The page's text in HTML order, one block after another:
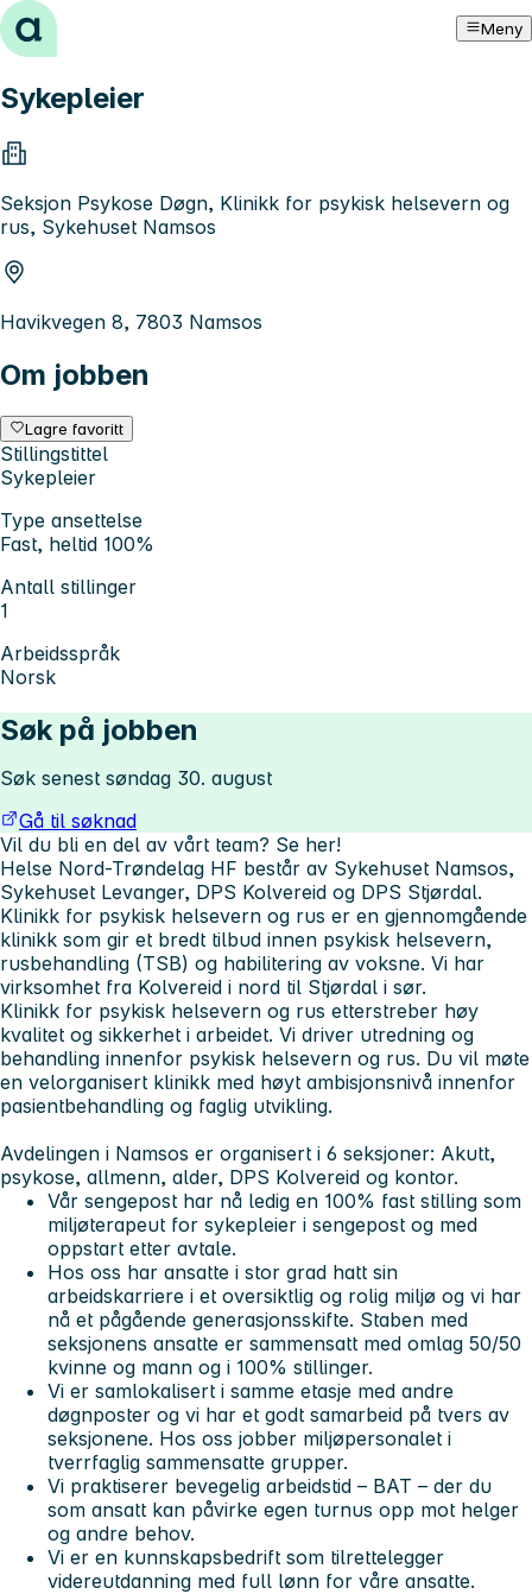
Hopp til innhold Meny
Sykepleier
Seksjon Psykose Døgn, Klinikk for psykisk helsevern og
rus, Sykehuset Namsos
Havikvegen 8, 7803 Namsos
Om jobben
Lagre favoritt
Stillingstittel
Sykepleier
Type ansettelse
Fast, heltid 100%
Antall stillinger
1
Arbeidsspråk
Norsk
Søk på jobben
Søk senest søndag 30. august
Gå til søknad
Vil du bli en del av vårt team? Se her!
Helse Nord-Trøndelag HF består av Sykehuset Namsos,
Sykehuset Levanger, DPS Kolvereid og DPS Stjørdal.
Klinikk for psykisk helsevern og rus er en gjennomgående
klinikk som gir et bredt tilbud innen psykisk helsevern,
rusbehandling (TSB) og habilitering av voksne. Vi har
virksomhet fra Kolvereid i nord til Stjørdal i sør.
Klinikk for psykisk helsevern og rus etterstreber høy
kvalitet og sikkerhet i arbeidet. Vi driver utredning og
behandling innenfor psykisk helsevern og rus. Du vil møte
en velorganisert klinikk med høyt ambisjonsnivå innenfor
pasientbehandling og faglig utvikling.
Avdelingen i Namsos er organisert i 6 seksjoner: Akutt,
psykose, allmenn, alder, DPS Kolvereid og kontor.
Vår sengepost har nå ledig en 100% fast stilling som
miljøterapeut for sykepleier i sengepost og med
oppstart etter avtale.
Hos oss har ansatte i stor grad hatt sin
arbeidskarriere i et oversiktlig og rolig miljø og vi har
nå et pågående generasjonsskifte. Staben med
seksjonens ansatte er sammensatt med omlag 50/50
kvinne og mann og i 100% stillinger.
Vi er samlokalisert i samme etasje med andre
døgnposter og vi har et godt samarbeid på tvers av
seksjonene. Hos oss jobber miljøpersonalet i
tverrfaglig sammensatte grupper.
Vi praktiserer bevegelig arbeidstid – BAT – der du
som ansatt kan påvirke egen turnus opp mot helger
og andre behov.
Vi er en kunnskapsbedrift som tilrettelegger
videreutdanning med full lønn for våre ansatte.